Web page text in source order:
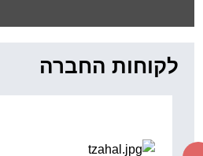
לקוחות החברה